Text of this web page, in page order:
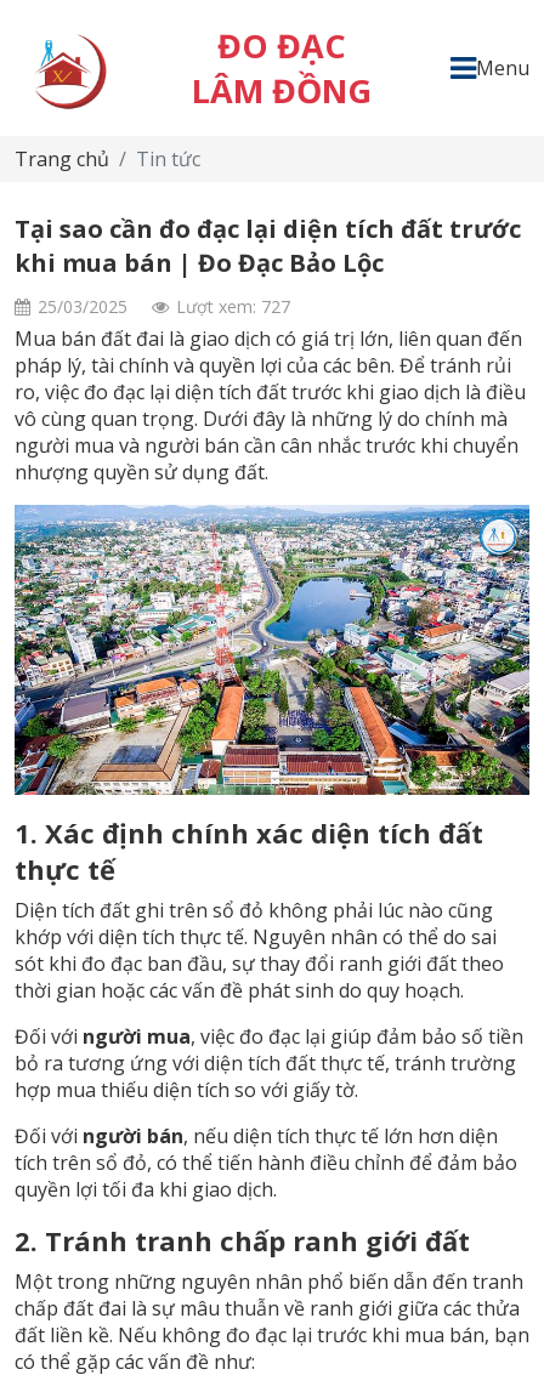
ĐO ĐẠC
LÂM ĐỒNG
Menu
Trang chủ Tin tức
Tại sao cần đo đạc lại diện tích đất trước
khi mua bán | Đo Đạc Bảo Lộc
25/03/2025 Lượt xem: 727
Mua bán đất đai là giao dịch có giá trị lớn, liên quan đến
pháp lý, tài chính và quyền lợi của các bên. Để tránh rủi
ro, việc đo đạc lại diện tích đất trước khi giao dịch là điều
vô cùng quan trọng. Dưới đây là những lý do chính mà
người mua và người bán cần cân nhắc trước khi chuyển
nhượng quyền sử dụng đất.
1. Xác định chính xác diện tích đất
thực tế
Diện tích đất ghi trên sổ đỏ không phải lúc nào cũng
khớp với diện tích thực tế. Nguyên nhân có thể do sai
sót khi đo đạc ban đầu, sự thay đổi ranh giới đất theo
thời gian hoặc các vấn đề phát sinh do quy hoạch.
Đối với người mua, việc đo đạc lại giúp đảm bảo số tiền
bỏ ra tương ứng với diện tích đất thực tế, tránh trường
hợp mua thiếu diện tích so với giấy tờ.
Đối với người bán, nếu diện tích thực tế lớn hơn diện
tích trên sổ đỏ, có thể tiến hành điều chỉnh để đảm bảo
quyền lợi tối đa khi giao dịch.
2. Tránh tranh chấp ranh giới đất
Một trong những nguyên nhân phổ biến dẫn đến tranh
chấp đất đai là sự mâu thuẫn về ranh giới giữa các thửa
đất liền kề. Nếu không đo đạc lại trước khi mua bán, bạn
có thể gặp các vấn đề như: